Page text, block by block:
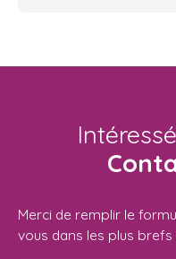
Merci de remplir le
vous dans les plus brefs